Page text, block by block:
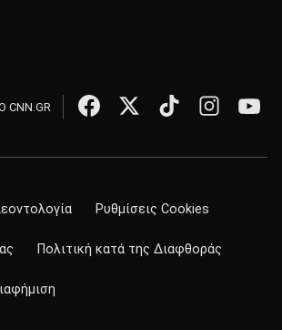
Ρυθμίσεις Cookies
Πολιτική κατά της Διαφθοράς